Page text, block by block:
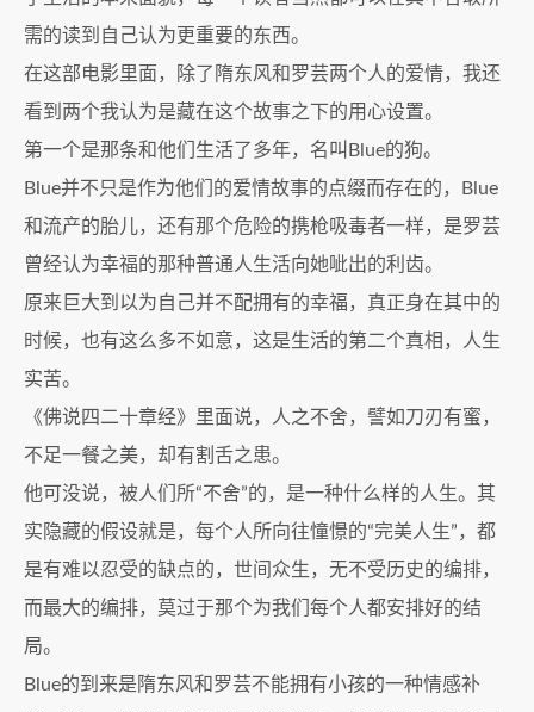
需的读到自己认为更重要的东西。
在这部电影里面，除了隋东风和罗芸两个人的爱情，我还
看到两个我认为是藏在这个故事之下的用心设置。
第一个是那条和他们生活了多年，名叫Blue的狗。
Blue并不只是作为他们的爱情故事的点缀而存在的，Blue
和流产的胎儿，还有那个危险的携枪吸毒者一样，是罗芸
曾经认为幸福的那种普通人生活向她呲出的利齿。
原来巨大到以为自己并不配拥有的幸福，真正身在其中的
时候，也有这么多不如意，这是生活的第二个真相，人生
实苦。
《佛说四二十章经》里面说，人之不舍，譬如刀刃有蜜，
不足一餐之美，却有割舌之患。
他可没说，被人们所“不舍”的，是一种什么样的人生。其
实隐藏的假设就是，每个人所向往憧憬的“完美人生”，都
是有难以忍受的缺点的，世间众生，无不受历史的编排，
而最大的编排，莫过于那个为我们每个人都安排好的结
局。
Blue的到来是隋东风和罗芸不能拥有小孩的一种情感补